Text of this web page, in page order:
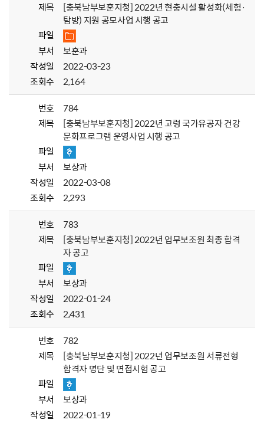
제목
[충북남부보훈지청] 2022년 현충시설 활성화(체험·
탐방) 지원 공모사업 시행 공고
파일
부서
보훈과
작성일
2022-03-23
조회수
2,164
번호
784
제목
[충북남부보훈지청] 2022년 고령 국가유공자 건강
문화프로그램 운영사업 시행 공고
파일
부서
보상과
작성일
2022-03-08
조회수
2,293
번호
783
제목
[충북남부보훈지청] 2022년 업무보조원 최종 합격
자 공고
파일
부서
보상과
작성일
2022-01-24
조회수
2,431
번호
782
제목
[충북남부보훈지청] 2022년 업무보조원 서류전형
합격자 명단 및 면접시험 공고
파일
부서
보상과
작성일
2022-01-19